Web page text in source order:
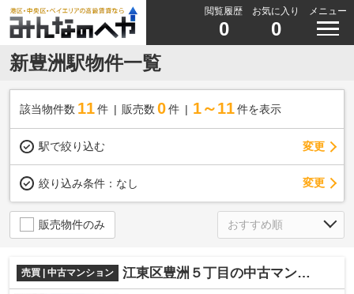
閲覧履歴
0
お気に入り
0
メニュー
新豊洲駅物件一覧
該当物件数 11件 販売数 0 件 1～11 件を表示
駅で絞り込む 変更
絞り込み条件： なし 変更
販売物件のみ
売買 | 中古マンション 江東区豊洲５丁目の中古マンション